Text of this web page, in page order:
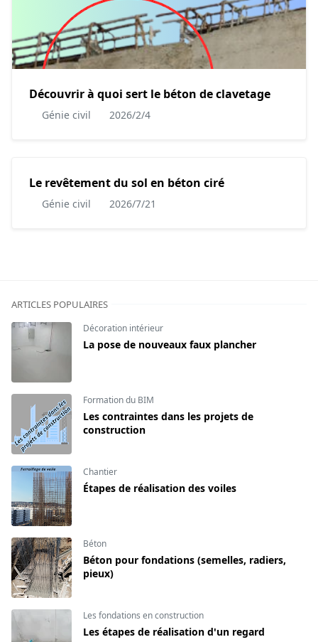
Découvrir à quoi sert le béton de clavetage
Génie civil 2026/2/4
Le revêtement du sol en béton ciré
Génie civil 2026/7/21
ARTICLES POPULAIRES
Décoration intérieur
La pose de nouveaux faux plancher
Formation du BIM
Les contraintes dans les projets de
construction
Chantier
Étapes de réalisation des voiles
Béton
Béton pour fondations (semelles, radiers,
pieux)
Les fondations en construction
Les étapes de réalisation d'un regard